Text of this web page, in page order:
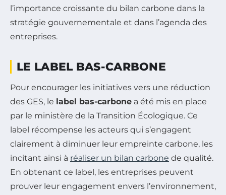
l’importance croissante du bilan carbone dans la
stratégie gouvernementale et dans l’agenda des
entreprises.
LE LABEL BAS-CARBONE
Pour encourager les initiatives vers une réduction
des GES, le label bas-carbone a été mis en place
par le ministère de la Transition Écologique. Ce
label récompense les acteurs qui s’engagent
clairement à diminuer leur empreinte carbone, les
incitant ainsi à réaliser un bilan carbone de qualité.
En obtenant ce label, les entreprises peuvent
prouver leur engagement envers l’environnement,